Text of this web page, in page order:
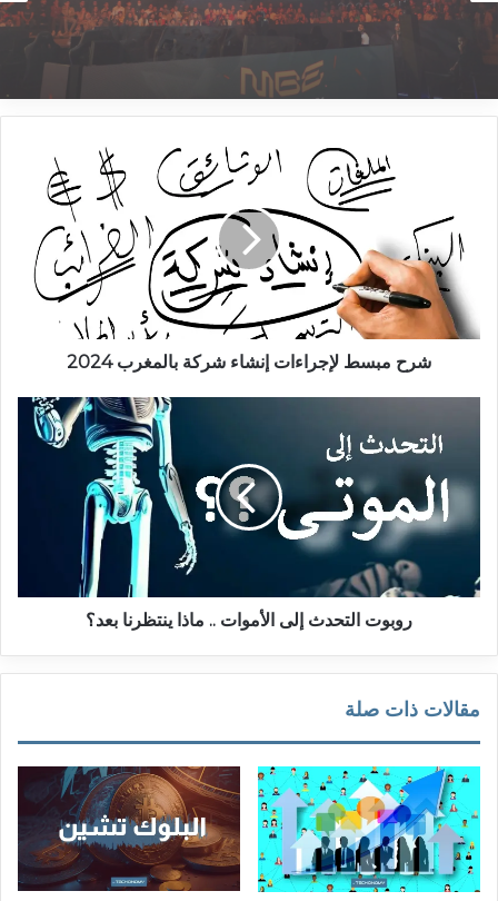
معرض الألعاب الإلكترونية بالرباط 2025 : الحدث
الأبرز لعشاق الجيمنج في المملكة
إنشاء
شركة
بالمغرب
2024
شرح مبسط لإجراءات إنشاء شركة بالمغرب 2024
الأموات
ماذا
روبوت التحدث إلى الأموات .. ماذا ينتظرنا بعد؟
مقالات ذات صلة